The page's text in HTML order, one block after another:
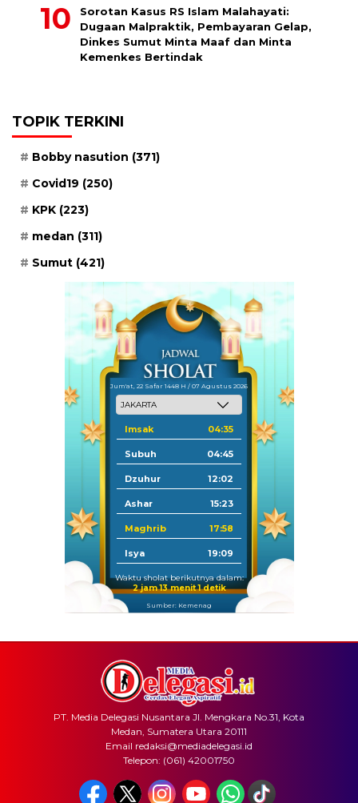
Sorotan Kasus RS Islam Malahayati:
Dugaan Malpraktik, Pembayaran Gelap,
Dinkes Sumut Minta Maaf dan Minta
Kemenkes Bertindak
TOPIK TERKINI
Bobby nasution (371)
Covid19 (250)
KPK (223)
medan (311)
Sumut (421)
Jum'at, 22 Safar 1448 H / 07 Agustus 2026
Imsak 04:35
Subuh 04:45
Dzuhur 12:02
Ashar 15:23
Maghrib 17:58
Isya 19:09
Waktu sholat berikutnya dalam:
2 jam 13 menit 1 detik
Sumber: Kemenag
PT. Media Delegasi Nusantara Jl. Mengkara No.31, Kota
Medan, Sumatera Utara 20111
Email redaksi@mediadelegasi.id
Telepon: (061) 42001750